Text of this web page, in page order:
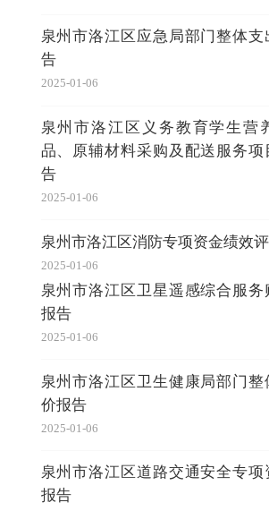
泉州市洛江区应急局部门整体支
告
2025-01-06
泉州市洛江区义务教育学生营
品、原辅材料采购及配送服务项
告
2025-01-06
泉州市洛江区消防专项资金绩效
2025-01-06
泉州市洛江区卫星遥感综合服务
报告
2025-01-06
泉州市洛江区卫生健康局部门整
价报告
2025-01-06
泉州市洛江区道路交通安全专项
报告